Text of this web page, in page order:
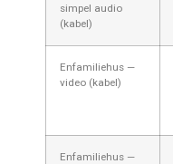
simpel audio
(kabel)
Enfamiliehus —
video (kabel)
Enfamiliehus —